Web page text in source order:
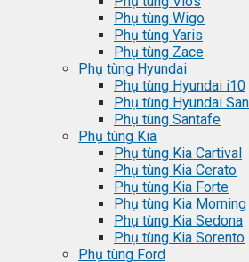
Phụ tùng Wigo
Phụ tùng Yaris
Phụ tùng Zace
Phụ tùng Hyundai
Phụ tùng Hyundai i10
Phụ tùng Hyundai
Phụ tùng Santafe
Phụ tùng Kia
Phụ tùng Kia Cartival
Phụ tùng Kia Cerato
Phụ tùng Kia Forte
Phụ tùng Kia Morning
Phụ tùng Kia Sedona
Phụ tùng Kia Sorento
Phụ tùng Ford